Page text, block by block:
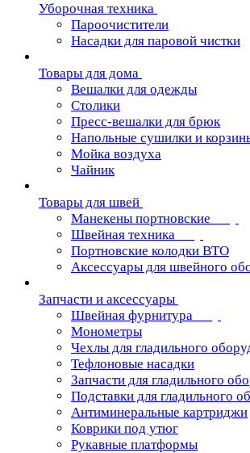
Уборочная техника
Пароочистители
Насадки для паровой чистки
Товары для дома
Вешалки для одежды
Столики
Пресс-вешалки для брюк
Напольные сушилки и
Мойка воздуха
Чайник
Товары для швей
Манекены портновские
Швейная техника
Портновские колодки ВТО
Аксессуары для швейного
Запчасти и аксессуары
Швейная фурнитура
Монометры
Чехлы для гладильного
Тефлоновые насадки
Запчасти для гладильного
Подставки для гладильного
Антиминеральные картриджи
Коврики под утюг
Рукавные платформы